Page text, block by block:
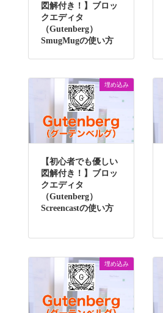
図解付き！】ブロッ
クエディタ
（Gutenberg）
SmugMugの使い方
埋め込み
【初心者でも優しい
図解付き！】ブロッ
クエディタ
（Gutenberg）
Screencastの使い方
埋め込み